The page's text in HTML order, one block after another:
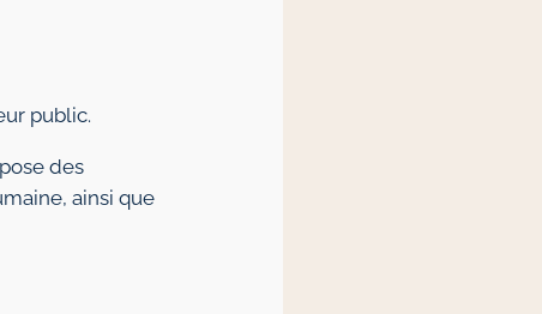
public.
des
ainsi que